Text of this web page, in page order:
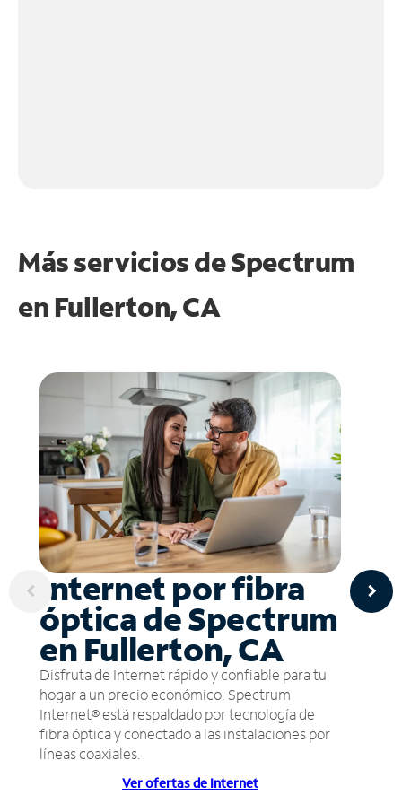
Más servicios de Spectrum
en Fullerton, CA
Internet por fibra
óptica de Spectrum
en Fullerton, CA
Disfruta de Internet rápido y confiable para tu
hogar a un precio económico. Spectrum
Internet® está respaldado por tecnología de
fibra óptica y conectado a las instalaciones por
líneas coaxiales.
Ver ofertas de Internet